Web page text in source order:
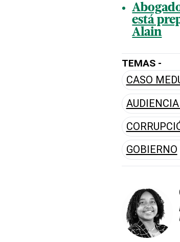
está
Alain
TEMAS -
CASO
GOBIERNO